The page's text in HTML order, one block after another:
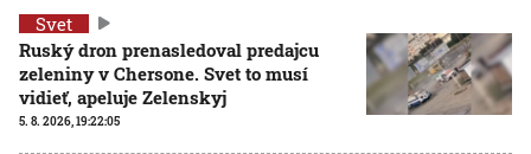
Svet
Ruský dron prenasledoval predajcu
zeleniny v Chersone. Svet to musí
vidieť, apeluje Zelenskyj
5. 8. 2026, 19:22:05